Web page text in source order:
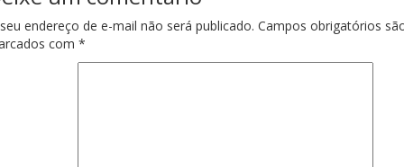
endereço de e-mail não será publicado. Campos obrigatórios
com *